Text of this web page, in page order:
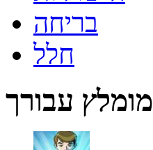
בריחה
חלל
מומלץ עבורך